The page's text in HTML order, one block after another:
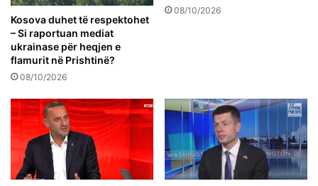
Kosova duhet të respektohet
– Si raportuan mediat
ukrainase për heqjen e
flamurit në Prishtinë?
08/10/2026
08/10/2026